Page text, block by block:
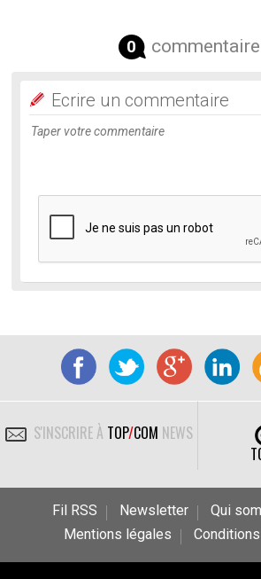
0 commentaire
Ecrire un commentaire
S'INSCRIRE À TOP/COM NEWS
Fil RSS Newsletter
Qui
Mentions légales